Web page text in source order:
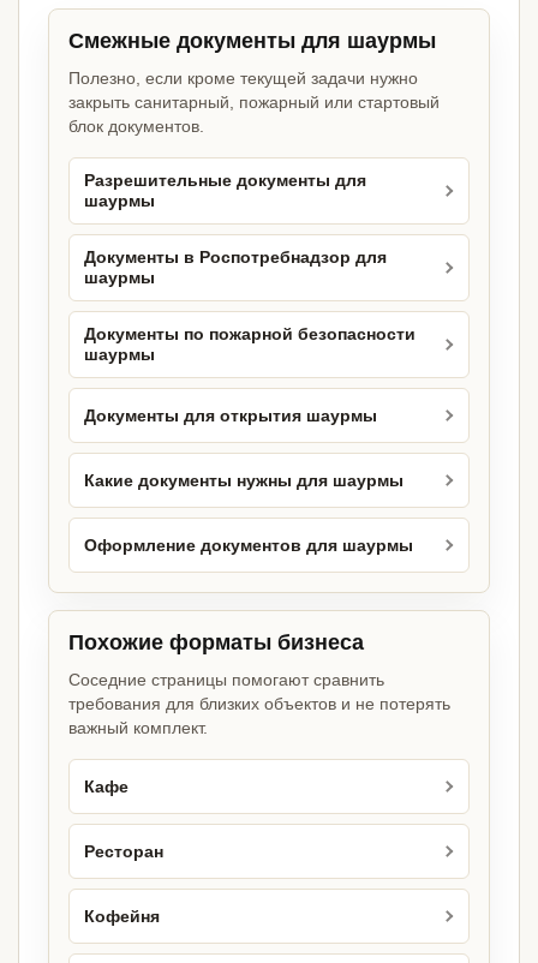
Смежные документы для шаурмы
Полезно, если кроме текущей задачи нужно
закрыть санитарный, пожарный или стартовый
блок документов.
Разрешительные документы для
шаурмы
Документы в Роспотребнадзор для
шаурмы
Документы по пожарной безопасности
шаурмы
Документы для открытия шаурмы
Какие документы нужны для шаурмы
Оформление документов для шаурмы
Похожие форматы бизнеса
Соседние страницы помогают сравнить
требования для близких объектов и не потерять
важный комплект.
Кафе
Ресторан
Кофейня